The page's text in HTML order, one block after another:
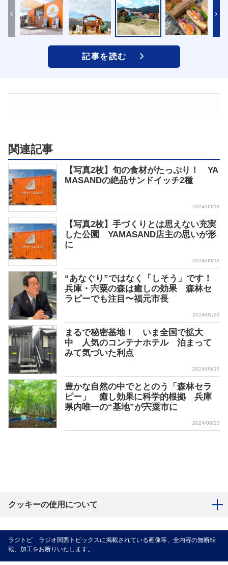
記事を読む
関連記事
【写真2枚】旬の食材がたっぷり！ YA
MASANDの絶品サンドイッチ2種
2024/09/18
【写真2枚】手づくりとは思えない充実
した公園 YAMASAND店主の思いが形
に
2024/09/18
“あなぐり”ではなく「しそう」です！
兵庫・宍粟の森は癒しの効果 森林セ
ラピーでも注目〜福元市長
2024/01/29
まるで秘密基地！ いま全国で拡大
中 人気のコンテナホテル 泊まって
みて気づいた利点
2024/05/15
豊かな自然の中でととのう「森林セラ
ピー」 癒し効果に科学的根拠 兵庫
県内唯一の“基地”が宍粟市に
2024/08/23
クッキーの使用について
ラジトピ ラジオ関西トピックスに掲載されている画像等、全内容の無断転
載、加工をお断りいたします。